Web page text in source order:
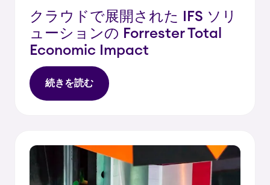
クラウドで展開された IFS ソリ
ューションの Forrester Total
Economic Impact
続きを読む